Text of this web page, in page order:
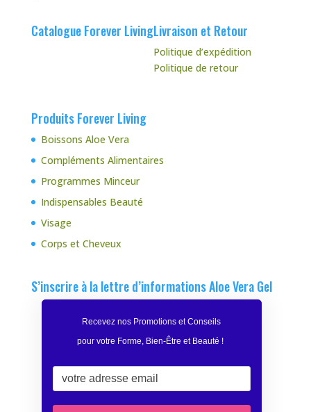
Catalogue Forever LivingLivraison et Retour
Politique d’expédition
Politique de retour
Produits Forever Living
Boissons Aloe Vera
Compléments Alimentaires
Programmes Minceur
Indispensables Beauté
Visage
Corps et Cheveux
S’inscrire à la lettre d’informations Aloe Vera Gel
Recevez nos Promotions et Conseils
pour votre Forme, Bien-Être et Beauté !